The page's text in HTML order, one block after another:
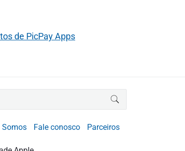
de PicPay Apps
BUSCAR
Somos Fale conosco Parceiros